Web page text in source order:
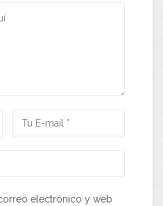
electrónico y web